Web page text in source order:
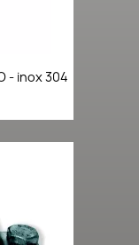
- inox 304